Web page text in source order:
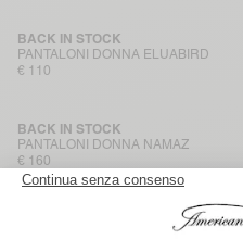
PANTALONI DONNA ELUABIRD
BACK IN STOCK
€ 110
PANTALONI DONNA NAMAZ
BACK IN STOCK
€ 160
PANTALONI DA JOGGING DONNA